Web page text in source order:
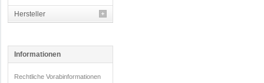
Hersteller
Informationen
Rechtliche Vorabinformationen